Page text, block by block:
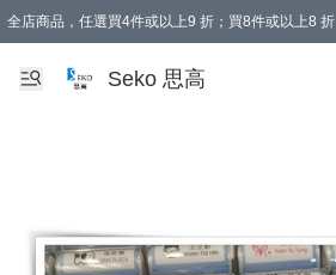
全店商品，任選買4件或以上9 折；買8件或以上8 折
新會員首次購物即享全單 95 折優惠！
購物滿198, 全單免運
Seko 思高